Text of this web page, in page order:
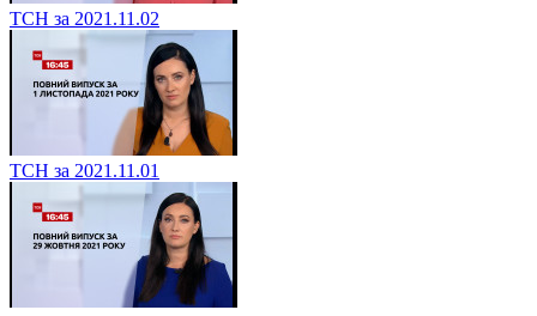
ТСН за 2021.11.02
ТСН за 2021.11.01